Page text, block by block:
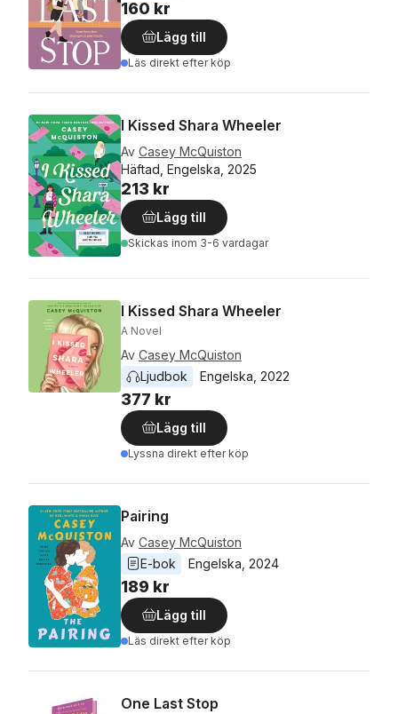
160 kr
Lägg till
Läs direkt efter köp
I Kissed Shara Wheeler
Av Casey McQuiston
Häftad, Engelska, 2025
213 kr
Lägg till
Skickas inom 3-6 vardagar
I Kissed Shara Wheeler
A Novel
Av Casey McQuiston
Ljudbok
Engelska 2022
377 kr
Lägg till
Lyssna direkt efter köp
Pairing
Av Casey McQuiston
E-bok
Engelska 2024
189 kr
Lägg till
Läs direkt efter köp
One Last Stop